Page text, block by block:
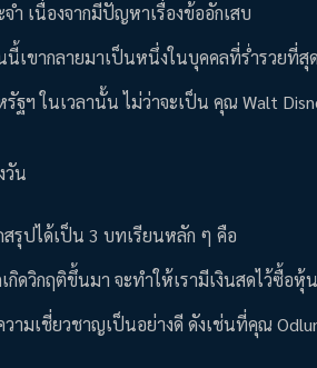
ำ เนื่องจากมีปัญหาเรื่องข้ออักเสบ
เขากลายมาเป็นหนึ่งในบุคคลที่ร่ำรวยที่สุ
ฐฯ ในเวลานั้น ไม่ว่าจะเป็น คุณ Walt
วัน
สรุปได้เป็น 3 บทเรียนหลัก ๆ คือ
กิดวิกฤติขึ้นมา จะทำให้เรามีเงินสดไว้ซื้อ
วามเชี่ยวชาญเป็นอย่างดี ดังเช่นที่คุณ